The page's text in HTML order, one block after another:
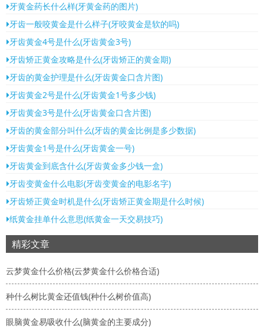
牙黄金药长什么样(牙黄金药的图片)
牙齿一般咬黄金是什么样子(牙咬黄金是软的吗)
牙齿黄金4号是什么(牙齿黄金3号)
牙齿矫正黄金攻略是什么(牙齿矫正的黄金期)
牙齿的黄金护理是什么(牙齿黄金口含片图)
牙齿黄金2号是什么(牙齿黄金1号多少钱)
牙齿黄金3号是什么(牙齿黄金口含片图)
牙齿的黄金部分叫什么(牙齿的黄金比例是多少数据)
牙齿黄金1号是什么(牙齿黄金一号)
牙齿黄金到底含什么(牙齿黄金多少钱一盒)
牙齿变黄金什么电影(牙齿变黄金的电影名字)
牙齿矫正黄金时机是什么(牙齿矫正黄金期是什么时候)
纸黄金挂单什么意思(纸黄金一天交易技巧)
精彩文章
云梦黄金什么价格(云梦黄金什么价格合适)
种什么树比黄金还值钱(种什么树价值高)
眼脑黄金易吸收什么(脑黄金的主要成分)